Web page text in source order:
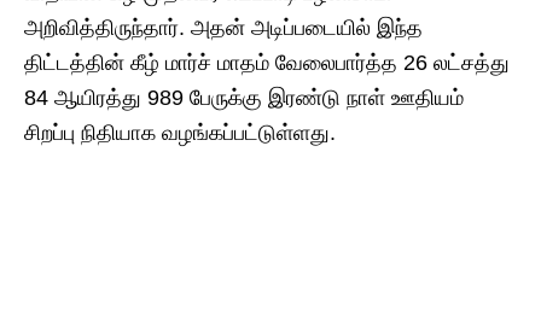
அறிவித்திருந்தார். அதன் அடிப்படையில் இந்த
திட்டத்தின் கீழ் மார்ச் மாதம் வேலைபார்த்த 26 லட்சத்து
84 ஆயிரத்து 989 பேருக்கு இரண்டு நாள் ஊதியம்
சிறப்பு நிதியாக வழங்கப்பட்டுள்ளது.